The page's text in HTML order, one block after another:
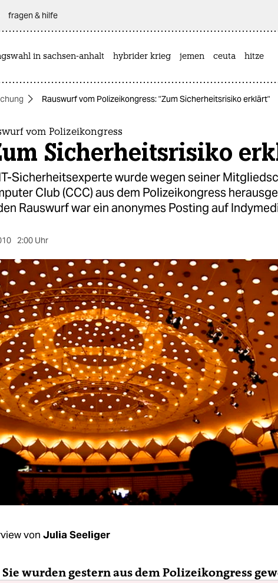
fragen & hilfe
in sachsen-anhalt hybrider krieg jemen ceuta hitze
Rauswurf vom Polizeikongress: "Zum Sicherheitsrisiko erklärt"
vom Polizeikongress
Sicherheitsrisiko
Sicherheitsexperte wurde wegen seiner
Club (CCC) aus dem Polizeikongress
Rauswurf war ein anonymes Posting auf
2:00 Uhr
von Julia Seeliger
Sie wurden gestern aus dem Polizeikongress